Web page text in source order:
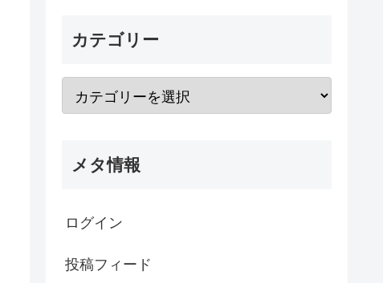
カテゴリー
メタ情報
ログイン
投稿フィード